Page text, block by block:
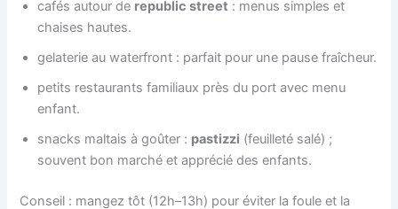
cafés autour de republic street : menus simples et
chaises hautes.
gelaterie au waterfront : parfait pour une pause fraîcheur.
petits restaurants familiaux près du port avec menu
enfant.
snacks maltais à goûter : pastizzi (feuilleté salé) ;
souvent bon marché et apprécié des enfants.
Conseil : mangez tôt (12h–13h) pour éviter la foule et la